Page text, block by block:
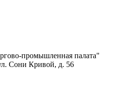
промышленная палата"
Сони Кривой, д. 56